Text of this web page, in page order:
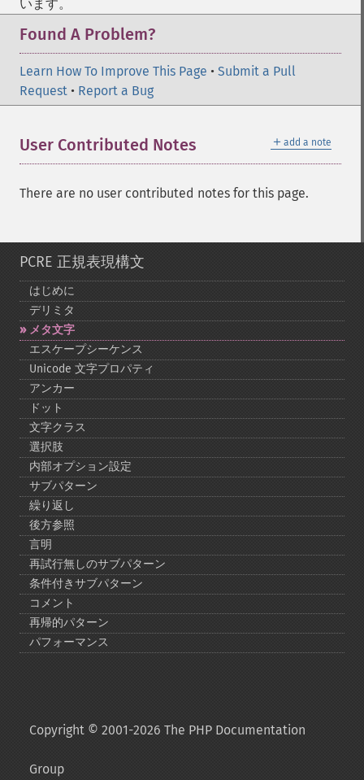
います。
Found A Problem?
Learn How To Improve This Page • Submit a Pull
Request • Report a Bug
＋ add a note
User Contributed Notes
There are no user contributed notes for this page.
PCRE 正規表現構文
はじめに
デリミタ
メタ文字
エスケープシーケンス
Unicode 文字プロパティ
アンカー
ドット
文字クラス
選択肢
内部オプション設定
サブパターン
繰り返し
後方参照
言明
再試行無しのサブパターン
条件付きサブパターン
コメント
再帰的パターン
パフォーマンス
Copyright © 2001-2026 The PHP Documentation
Group